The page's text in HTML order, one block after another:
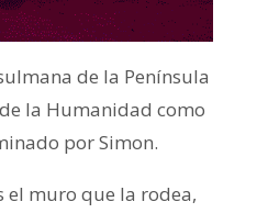
de la Península
la Humanidad como
por Simon.
el muro que la rodea,